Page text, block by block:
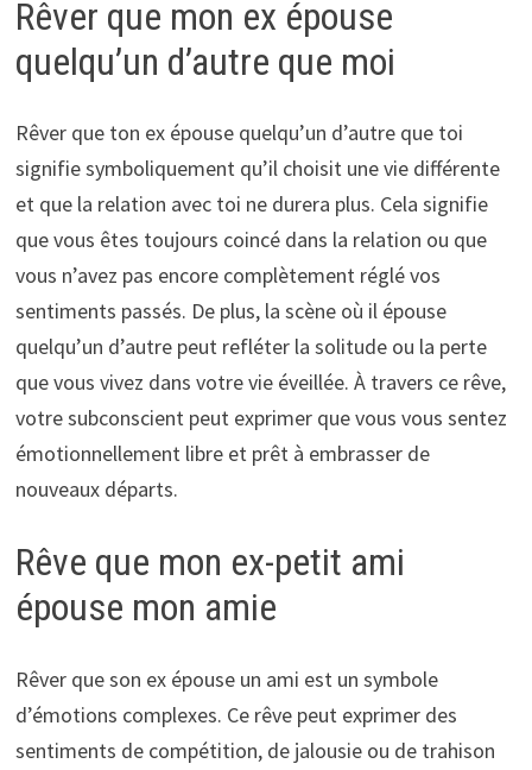
Rêver que mon ex épouse
quelqu’un d’autre que moi
Rêver que ton ex épouse quelqu’un d’autre que toi
signifie symboliquement qu’il choisit une vie différente
et que la relation avec toi ne durera plus. Cela signifie
que vous êtes toujours coincé dans la relation ou que
vous n’avez pas encore complètement réglé vos
sentiments passés. De plus, la scène où il épouse
quelqu’un d’autre peut refléter la solitude ou la perte
que vous vivez dans votre vie éveillée. À travers ce rêve,
votre subconscient peut exprimer que vous vous sentez
émotionnellement libre et prêt à embrasser de
nouveaux départs.
Rêve que mon ex-petit ami
épouse mon amie
Rêver que son ex épouse un ami est un symbole
d’émotions complexes. Ce rêve peut exprimer des
sentiments de compétition, de jalousie ou de trahison